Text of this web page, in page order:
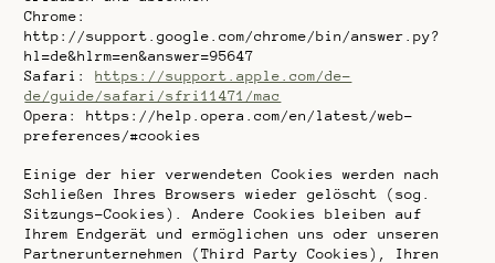
Chrome:
http://support.google.com/chrome/bin/answer.py?
hl=de&hlrm=en&answer=95647
Safari:https://support.apple.com/de-
de/guide/safari/sfri11471/mac
Opera: https://help.opera.com/en/latest/web-
preferences/#cookies
Einige der hier verwendeten Cookies werden nach
Schließen Ihres Browsers wieder gelöscht (sog.
Sitzungs-Cookies). Andere Cookies bleiben auf
Ihrem Endgerät und ermöglichen uns oder unseren
Partnerunternehmen (Third Party Cookies), Ihren